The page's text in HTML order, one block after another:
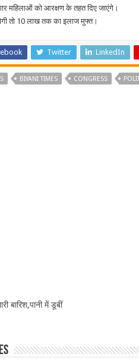
महिलाओं को आरक्षण के तहत दिए जाएंगे।
तो 10 लाख तक का इलाज मुफ्त।
Twitter LinkedIn
BIYANI TIMES CONGRESS
बारिश,पानी में डूबीं